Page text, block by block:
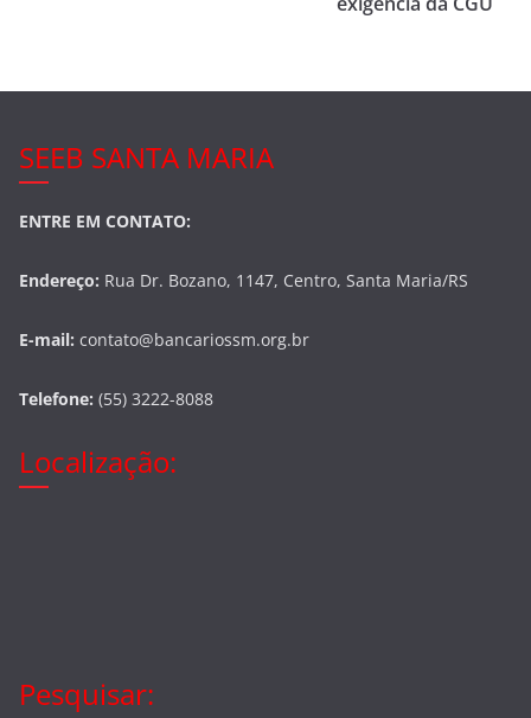
SEEB SANTA MARIA
ENTRE EM CONTATO:
Endereço: Rua Dr. Bozano, 1147, Centro, Santa Maria/RS
E-mail: contato@bancariossm.org.br
Telefone: (55) 3222-8088
Localização:
Pesquisar: